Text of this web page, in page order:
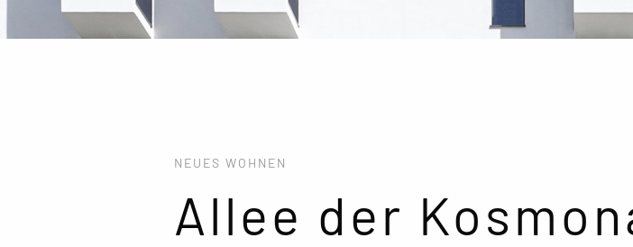
NEUES WOHNEN
Allee der